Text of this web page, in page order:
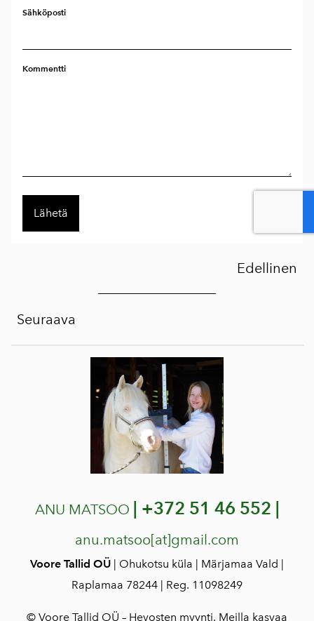
Sähköposti
Kommentti
Edellinen
Seuraava
ANU MATSOO | +372 51 46 552 |
anu.matsoo[at]gmail.com
Voore Tallid OÜ | Ohukotsu küla | Märjamaa Vald |
Raplamaa 78244 | Reg. 11098249
© Voore Tallid OÜ – Hevosten myynti. Meilla kasvaa